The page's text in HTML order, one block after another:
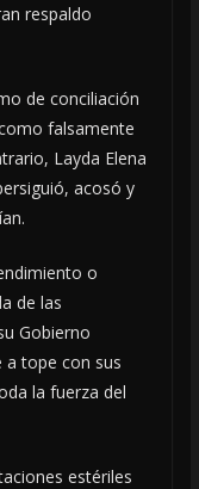
respaldo
de conciliación
falsamente
Layda Elena
acosó y
o
de las
Gobierno
a tope con sus
la fuerza del
estériles